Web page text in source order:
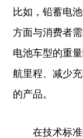
比如，铅蓄电
方面与消费者
电池车型的重
航里程、减少
的产品。
在技术标准